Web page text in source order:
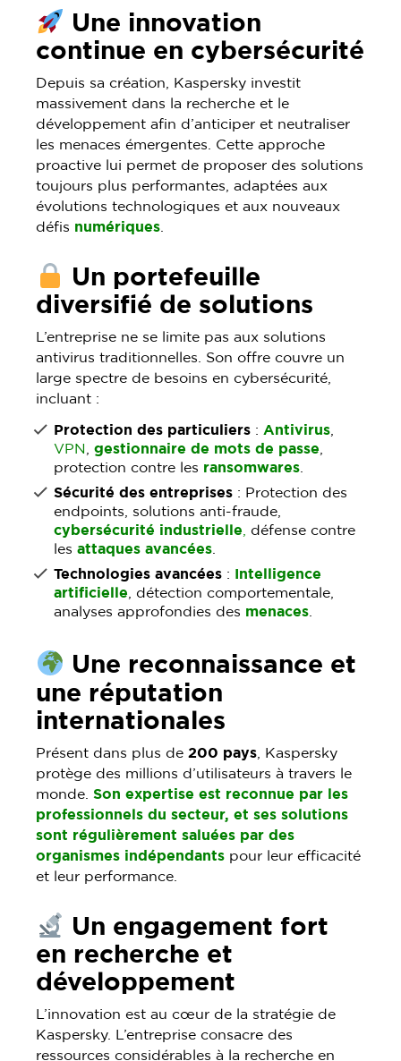
Une innovation
continue en cybersécurité
Depuis sa création, Kaspersky investit
massivement dans la recherche et le
développement afin d’anticiper et neutraliser
les menaces émergentes. Cette approche
proactive lui permet de proposer des solutions
toujours plus performantes, adaptées aux
évolutions technologiques et aux nouveaux
défis numériques.
Un portefeuille
diversifié de solutions
L’entreprise ne se limite pas aux solutions
antivirus traditionnelles. Son offre couvre un
large spectre de besoins en cybersécurité,
incluant :
Protection des particuliers :Antivirus,
VPN ,gestionnaire de mots de passe,
protection contre les ransomwares.
Sécurité des entreprises : Protection des
endpoints, solutions anti-fraude,
cybersécurité industrielle, défense contre
les attaques avancées.
Technologies avancées :
Intelligence
artificielle, détection comportementale,
analyses approfondies des menaces.
Une reconnaissance et
une réputation
internationales
Présent dans plus de200 pays , Kaspersky
protège des millions d’utilisateurs à travers le
monde.Son expertise est reconnue par les
professionnels du secteur, et ses solutions
sont régulièrement saluées par des
organismes indépendants pour leur efficacité
et leur performance.
Un engagement fort
en recherche et
développement
L’innovation est au cœur de la stratégie de
Kaspersky. L’entreprise consacre des
ressources considérables à la recherche en